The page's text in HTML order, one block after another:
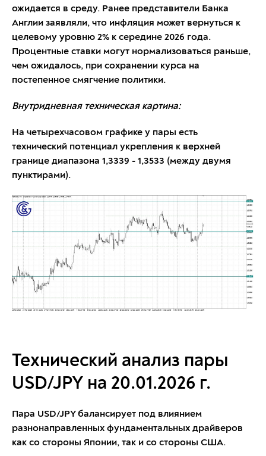
ожидается в среду. Ранее представители Банка
Англии заявляли, что инфляция может вернуться к
целевому уровню 2% к середине 2026 года.
Процентные ставки могут нормализоваться раньше,
чем ожидалось, при сохранении курса на
постепенное смягчение политики.
Внутридневная техническая картина:
На четырехчасовом графике у пары есть
технический потенциал укрепления к верхней
границе диапазона 1,3339 - 1,3533 (между двумя
пунктирами).
Технический анализ пары
USD/JPY на 20.01.2026 г.
Пара USD/JPY балансирует под влиянием
разнонаправленных фундаментальных драйверов
как со стороны Японии, так и со стороны США.